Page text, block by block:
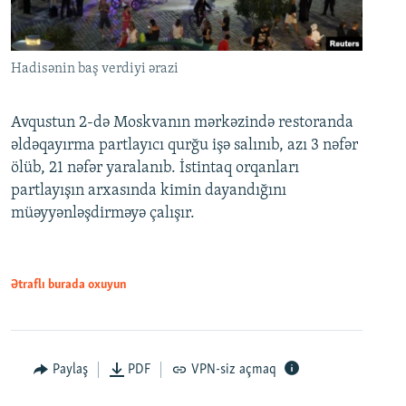
Hadisənin baş verdiyi ərazi
Avqustun 2-də Moskvanın mərkəzində restoranda
əldəqayırma partlayıcı qurğu işə salınıb, azı 3 nəfər
ölüb, 21 nəfər yaralanıb. İstintaq orqanları
partlayışın arxasında kimin dayandığını
müəyyənləşdirməyə çalışır.
Ətraflı burada oxuyun
Paylaş PDF VPN-siz açmaq